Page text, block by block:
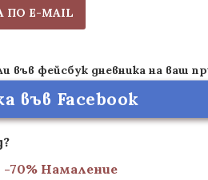
ПО E-MAIL
във фейсбук дневника на ваш
във Facebook
-70% Намаление